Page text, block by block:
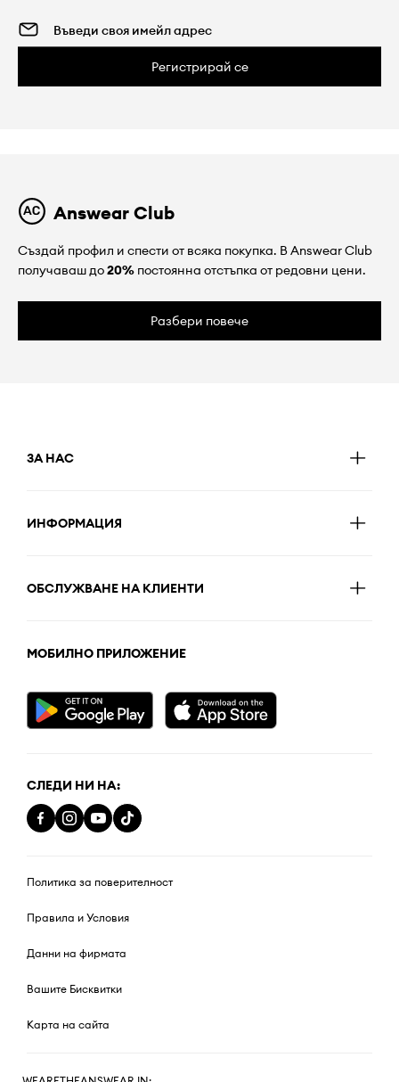
Регистрирай се
Answear Club
Създай профил и спести от всяка покупка. В Answear Club
получаваш до20% постоянна отстъпка от редовни цени.
Разбери повече
ЗА НАС
ИНФОРМАЦИЯ
ОБСЛУЖВАНЕ НА КЛИЕНТИ
МОБИЛНО ПРИЛОЖЕНИЕ
СЛЕДИ НИ НА:
Политика за поверителност
Правила и Условия
Данни на фирмата
Вашите Бисквитки
Карта на сайта